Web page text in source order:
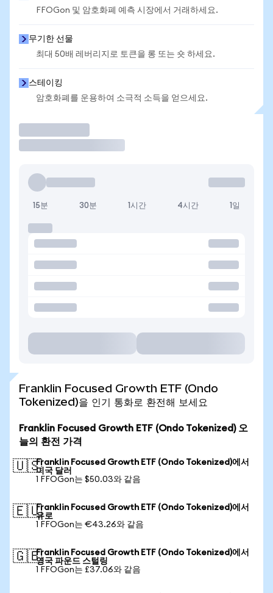
FFOGon 및 암호화폐 예측 시장에서 거래하세요.
무기한 선물
최대 50배 레버리지로 토큰을 롱 또는 숏 하세요.
스테이킹
암호화폐를 운용하여 소극적 소득을 얻으세요.
15분 30분 1시간 4시간 1일
Franklin Focused Growth ETF (Ondo
Tokenized)을 인기 통화로 환전해 보세요
Franklin Focused Growth ETF (Ondo Tokenized) 오
늘의 환전 가격
🇺🇸Franklin Focused Growth ETF (Ondo Tokenized)에서
미국 달러
1 FFOGon는 $50.03와 같음
🇪🇺Franklin Focused Growth ETF (Ondo Tokenized)에서
유로
1 FFOGon는 €43.26와 같음
🇬🇧Franklin Focused Growth ETF (Ondo Tokenized)에서
영국 파운드 스털링
1 FFOGon는 £37.06와 같음